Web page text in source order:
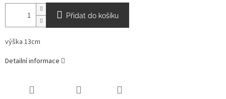
Přidat do košíku
výška 13cm
Detailní informace